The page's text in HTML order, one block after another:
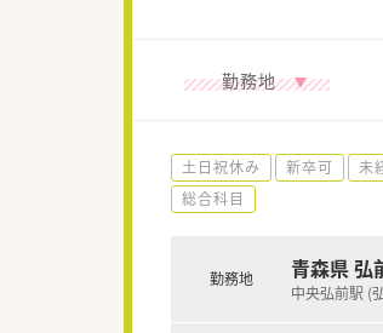
勤務地
土日祝休み 新卒可 未
総合科目
勤務地 青森県 弘
中央弘前駅 (